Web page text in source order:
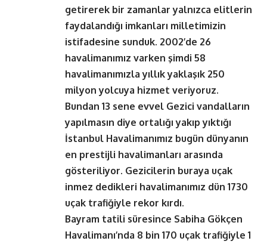
getirerek bir zamanlar yalnızca elitlerin
faydalandığı imkanları milletimizin
istifadesine sunduk. 2002’de 26
havalimanımız varken şimdi 58
havalimanımızla yıllık yaklaşık 250
milyon yolcuya hizmet veriyoruz.
Bundan 13 sene evvel Gezici vandalların
yapılmasın diye ortalığı yakıp yıktığı
İstanbul Havalimanımız bugün dünyanın
en prestijli havalimanları arasında
gösteriliyor. Gezicilerin buraya uçak
inmez dedikleri havalimanımız dün 1730
uçak trafiğiyle rekor kırdı.
Bayram tatili süresince Sabiha Gökçen
Havalimanı’nda 8 bin 170 uçak trafiğiyle 1